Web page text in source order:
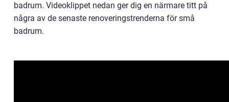
badrum. Videoklippet nedan ger dig en närmare titt på
några av de senaste renoveringstrenderna för små
badrum.